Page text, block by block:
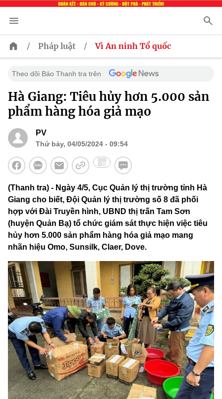
/ Pháp luật / Vì An ninh Tổ quốc
Theo dõi Báo Thanh tra trên
Hà Giang: Tiêu hủy hơn 5.000 sản
phẩm hàng hóa giả mạo
PV
Thứ bảy, 04/05/2024 - 09:54
(Thanh tra) - Ngày 4/5, Cục Quản lý thị trường tỉnh Hà
Giang cho biết, Đội Quản lý thị trường số 8 đã phối
hợp với Đài Truyền hình, UBND thị trấn Tam Sơn
(huyện Quản Bạ) tổ chức giám sát thực hiện việc tiêu
hủy hơn 5.000 sản phẩm hàng hóa giả mạo mang
nhãn hiệu Omo, Sunsilk, Claer, Dove.